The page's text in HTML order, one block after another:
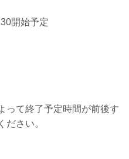
開始予定
って終了予定時間が前後す
ださい。